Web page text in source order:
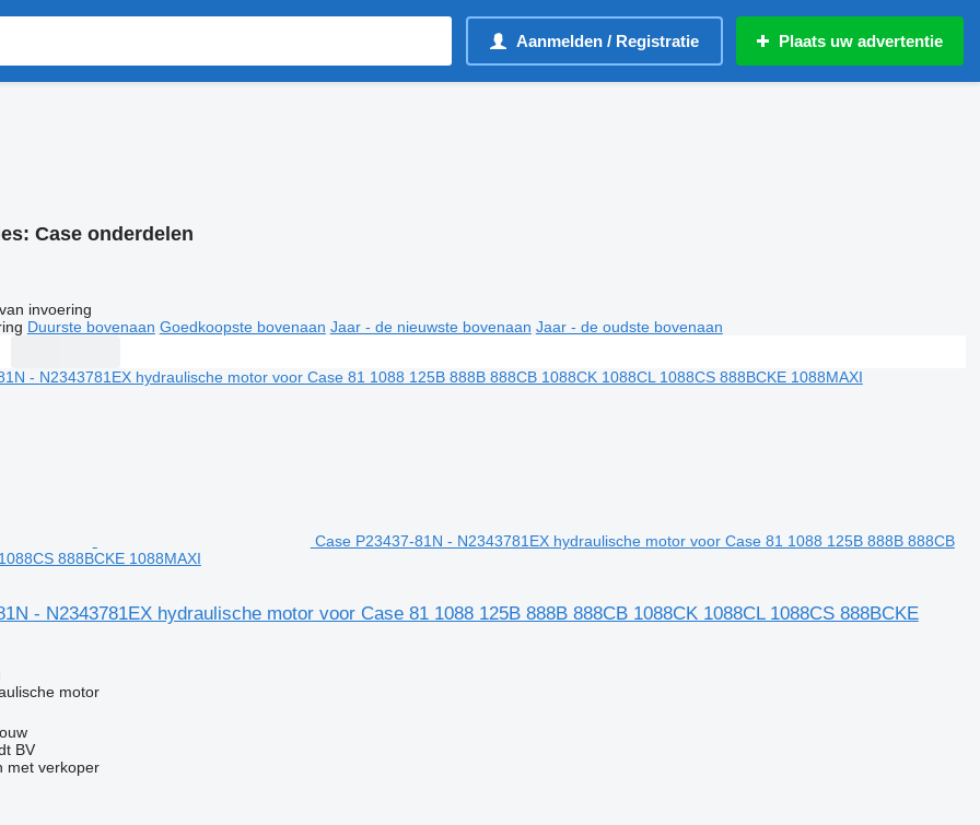
Aanmelden / Registratie Plaats uw advertentie
Case onderdelen
invoering
Duurste bovenaan Goedkoopste bovenaan Jaar - de nieuwste bovenaan Jaar - de oudste bovenaan
Case P23437-81N - N2343781EX hydraulische motor voor Case 81 1088 125B 888B 888CB
888BCKE 1088MAXI
- N2343781EX hydraulische motor voor Case 81 1088 125B 888B 888CB 1088CK 1088CL 1088CS 888BCKE
motor
BV
met verkoper